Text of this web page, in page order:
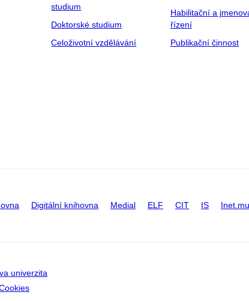
studium
Doktorské studium
Celoživotní vzdělávání
Habilitační a
řízení
Publikační činnost
Digitální knihovna Medial ELF CIT IS
univerzita